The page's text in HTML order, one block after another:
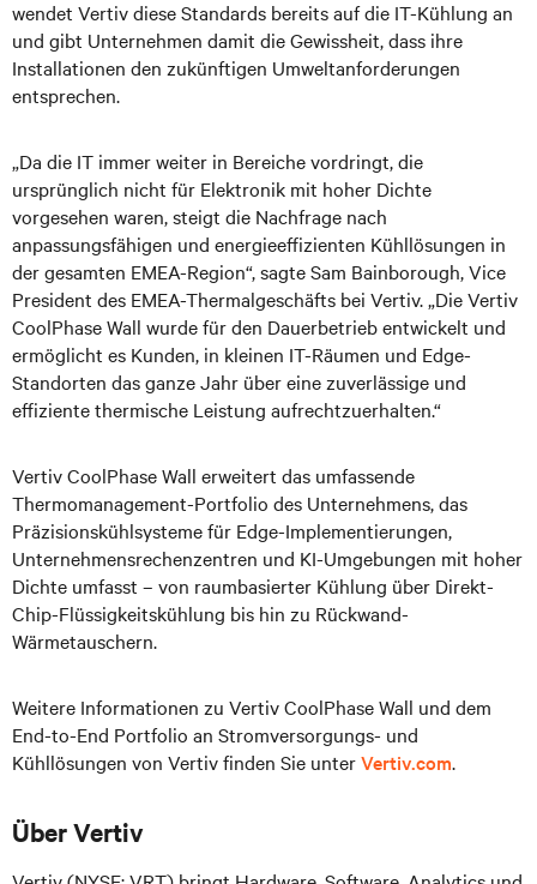
wendet Vertiv diese Standards bereits auf die IT-Kühlung an
und gibt Unternehmen damit die Gewissheit, dass ihre
Installationen den zukünftigen Umweltanforderungen
entsprechen.
„Da die IT immer weiter in Bereiche vordringt, die
ursprünglich nicht für Elektronik mit hoher Dichte
vorgesehen waren, steigt die Nachfrage nach
anpassungsfähigen und energieeffizienten Kühllösungen in
der gesamten EMEA-Region“, sagte Sam Bainborough, Vice
President des EMEA-Thermalgeschäfts bei Vertiv. „Die Vertiv
CoolPhase Wall wurde für den Dauerbetrieb entwickelt und
ermöglicht es Kunden, in kleinen IT-Räumen und Edge-
Standorten das ganze Jahr über eine zuverlässige und
effiziente thermische Leistung aufrechtzuerhalten.“
Vertiv CoolPhase Wall erweitert das umfassende
Thermomanagement-Portfolio des Unternehmens, das
Präzisionskühlsysteme für Edge-Implementierungen,
Unternehmensrechenzentren und KI-Umgebungen mit hoher
Dichte umfasst – von raumbasierter Kühlung über Direkt-
Chip-Flüssigkeitskühlung bis hin zu Rückwand-
Wärmetauschern.
Weitere Informationen zu Vertiv CoolPhase Wall und dem
End-to-End Portfolio an Stromversorgungs- und
Kühllösungen von Vertiv finden Sie unterVertiv.com.
Über Vertiv